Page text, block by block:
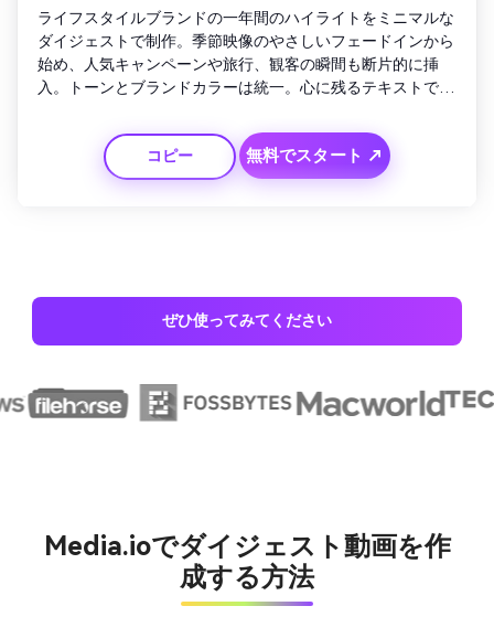
ライフスタイルブランドの一年間のハイライトをミニマルな
ダイジェストで制作。季節映像のやさしいフェードインから
始め、人気キャンペーンや旅行、観客の瞬間も断片的に挿
入。トーンとブランドカラーは統一。心に残るテキストで年
モーションタイポグラフィ。
コピー
無料でスタート ↗
ぜひ使ってみてください
Media.ioでダイジェスト動画を作
成する方法